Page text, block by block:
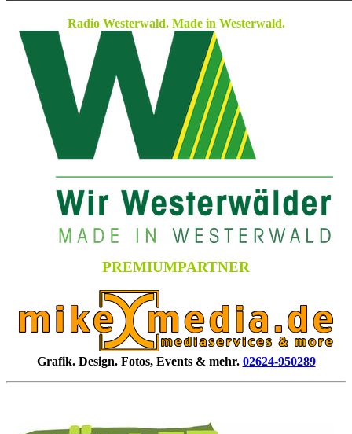
Radio Westerwald. Made in Westerwald.
PREMIUMPARTNER
Grafik. Design. Fotos, Events & mehr. 02624-950289